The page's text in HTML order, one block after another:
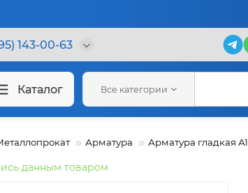
143-00-63
Каталог Все категории
Арматура Арматура гладкая А1
данным товаром